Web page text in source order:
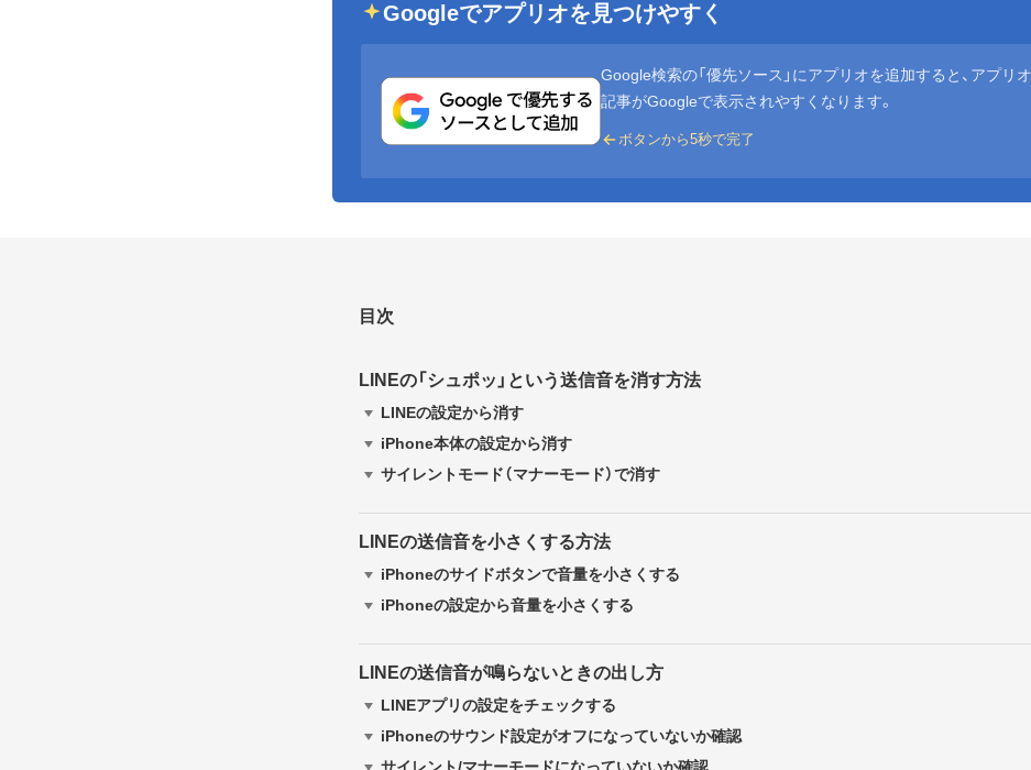
Googleでアプリオを見つけやすく
Google検索の「優先ソース」にアプリオを追加すると、アプリ
記事がGoogleで表示されやすくなります。
ボタンから5秒で完了
目次
LINEの「シュポッ」という送信音を消す方法
LINEの設定から消す
iPhone本体の設定から消す
サイレントモード（マナーモード）で消す
LINEの送信音を小さくする方法
iPhoneのサイドボタンで音量を小さくする
iPhoneの設定から音量を小さくする
LINEの送信音が鳴らないときの出し方
LINEアプリの設定をチェックする
iPhoneのサウンド設定がオフになっていないか確認